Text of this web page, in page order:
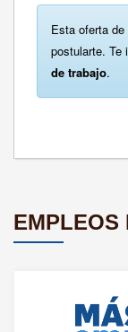
Esta oferta
postularte. Te
de trabajo.
EMPLEOS